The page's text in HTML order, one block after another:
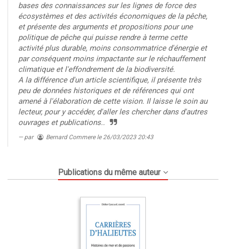
bases des connaissances sur les lignes de force des
écosystèmes et des activités économiques de la pêche,
et présente des arguments et propositions pour une
politique de pêche qui puisse rendre à terme cette
activité plus durable, moins consommatrice d'énergie et
par conséquent moins impactante sur le réchauffement
climatique et l'effondrement de la biodiversité.
A la différence d'un article scientifique, il présente très
peu de données historiques et de références qui ont
amené à l'élaboration de cette vision. Il laisse le soin au
lecteur, pour y accéder, d'aller les chercher dans d'autres
ouvrages et publications..
par Bernard Commere le 26/03/2023 20:43
Publications du même auteur